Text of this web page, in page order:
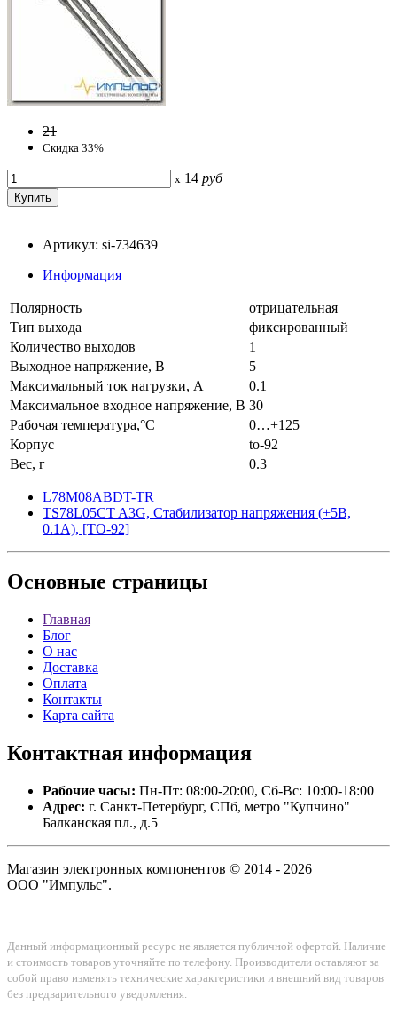
21
Скидка 33%
x 14 руб
Артикул: si-734639
Информация
Полярность
отрицательная
Тип выхода
фиксированный
Количество выходов
1
Выходное напряжение, В
5
Максимальный ток нагрузки, А
0.1
Максимальное входное напряжение, В 30
Рабочая температура,°C
0…+125
Корпус
to-92
Вес, г
0.3
L78M08ABDT-TR
TS78L05CT A3G, Cтабилизатор напряжения (+5В,
0.1А), [TO-92]
Основные страницы
Главная
Блог
О нас
Доставка
Оплата
Контакты
Карта сайта
Контактная информация
Рабочие часы: Пн-Пт: 08:00-20:00, Сб-Вс: 10:00-18:00
Адрес: г. Санкт-Петербург, СПб, метро "Купчино"
Балканская пл., д.5
Магазин электронных компонентов © 2014 - 2026
ООО "Импульс".
Данный информационный ресурс не является публичной офертой. Наличие
и стоимость товаров уточняйте по телефону. Производители оставляют за
собой право изменять технические характеристики и внешний вид товаров
без предварительного уведомления.